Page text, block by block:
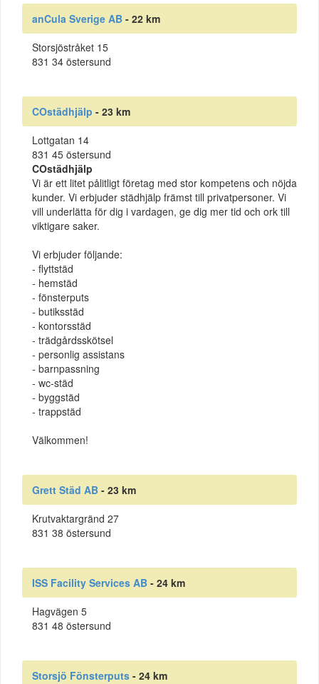
anCula Sverige AB - 22 km
Storsjöstråket 15
831 34 östersund
COstädhjälp - 23 km
Lottgatan 14
831 45 östersund
COstädhjälp
Vi är ett litet pålitligt företag med stor kompetens och nöjda
kunder. Vi erbjuder städhjälp främst till privatpersoner. Vi
vill underlätta för dig i vardagen, ge dig mer tid och ork till
viktigare saker.
Vi erbjuder följande:
- flyttstäd
- hemstäd
- fönsterputs
- butiksstäd
- kontorsstäd
- trädgårdsskötsel
- personlig assistans
- barnpassning
- wc-städ
- byggstäd
- trappstäd
Välkommen!
Grett Städ AB - 23 km
Krutvaktargränd 27
831 38 östersund
ISS Facility Services AB - 24 km
Hagvägen 5
831 48 östersund
Storsjö Fönsterputs - 24 km